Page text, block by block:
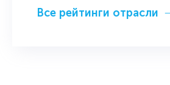
Все рейтинги отрасли